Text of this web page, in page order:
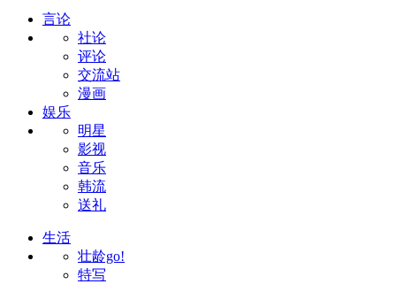
言论
社论
评论
交流站
漫画
娱乐
明星
影视
音乐
韩流
送礼
生活
壮龄go!
特写